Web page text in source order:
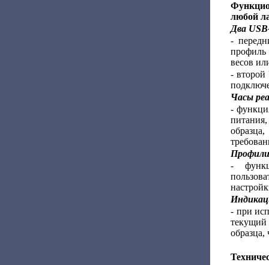
любой
Два
-
профиль
весов
- второй
Часы
-
Профили
-
- при
текущий
образца,